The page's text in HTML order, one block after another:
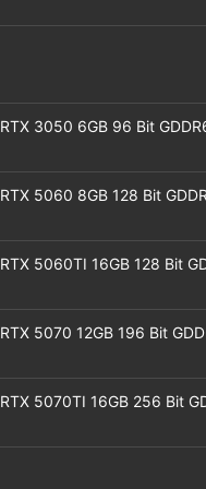
3050 6GB 96 Bit
5060 8GB 128 Bit
5060TI 16GB 128 Bit
5070 12GB 196 Bit
5070TI 16GB 256 Bit